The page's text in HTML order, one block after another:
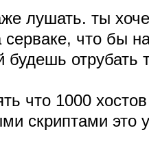
лушать. ты
серваке, что бы
отрубать
что 1000
скриптами это